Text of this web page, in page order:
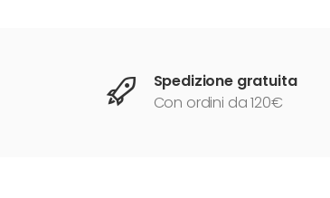
Spedizione gratuita
Con ordini da 120€